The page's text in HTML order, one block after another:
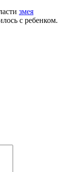
змея
с ребенком.